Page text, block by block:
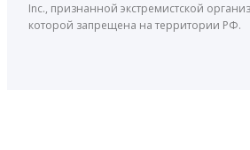
Inc., признанной экстремистской
которой запрещена на территории РФ.